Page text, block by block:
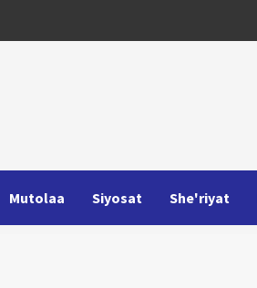
Mutolaa Siyosat She'riyat